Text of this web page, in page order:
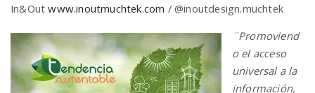
In&Outwww.inoutmuchtek.com / @inoutdesign.muchtek
¨Promoviend
o el acceso
universal a la
información,